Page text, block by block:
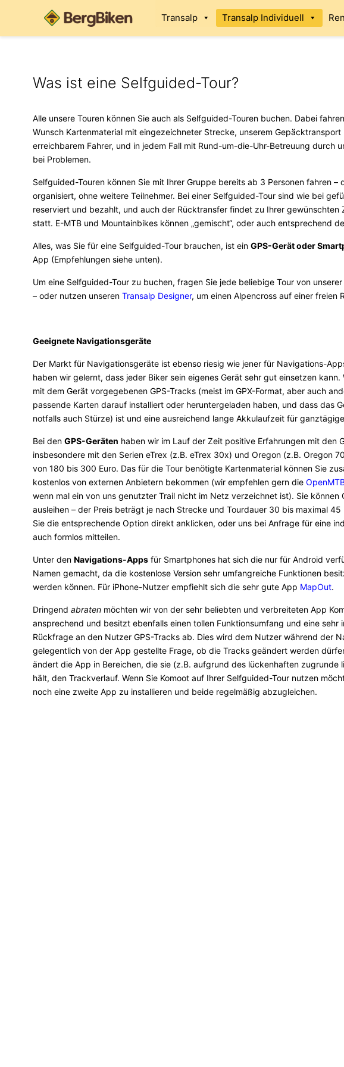
Transalp Transalp Individuell
Was ist eine Selfguided-Tour?
Alle unsere Touren können Sie auch als Selfguided-Touren buchen. Dabei
Wunsch Kartenmaterial mit eingezeichneter Strecke, unserem
erreichbarem Fahrer, und in jedem Fall mit Rund-um-die-Uhr-Betreuung durch
bei Problemen.
Selfguided-Touren können Sie mit Ihrer Gruppe bereits ab 3 Personen fahren –
organisiert, ohne weitere Teilnehmer. Bei einer Selfguided-Tour sind wie bei
reserviert und bezahlt, und auch der Rücktransfer findet zu Ihrer gewünschten
statt. E-MTB und Mountainbikes können „gemischt“, oder auch entsprechend
Alles, was Sie für eine Selfguided-Tour brauchen, ist ein GPS-Gerät oder
App (Empfehlungen siehe unten).
Um eine Selfguided-Tour zu buchen, fragen Sie jede beliebige Tour von
– oder nutzen unseren Transalp Designer, um einen Alpencross auf einer freien
Geeignete Navigationsgeräte
Der Markt für Navigationsgeräte ist ebenso riesig wie jener für Navigations-
haben wir gelernt, dass jeder Biker sein eigenes Gerät sehr gut einsetzen
mit dem Gerät vorgegebenen GPS-Tracks (meist im GPX-Format, aber auch
passende Karten darauf installiert oder heruntergeladen haben, und dass das
notfalls auch Stürze) ist und eine ausreichend lange Akkulaufzeit für
Bei den GPS-Geräten haben wir im Lauf der Zeit positive Erfahrungen mit den
insbesondere mit den Serien eTrex (z.B. eTrex 30x) und Oregon (z.B. Oregon
von 180 bis 300 Euro. Das für die Tour benötigte Kartenmaterial können Sie
kostenlos von externen Anbietern bekommen (wir empfehlen gern die
wenn mal ein von uns genutzter Trail nicht im Netz verzeichnet ist). Sie können
ausleihen – der Preis beträgt je nach Strecke und Tourdauer 30 bis maximal
Sie die entsprechende Option direkt anklicken, oder uns bei Anfrage für eine
auch formlos mitteilen.
Unter den Navigations-Appsfür Smartphones hat sich die nur für Android
Namen gemacht, da die kostenlose Version sehr umfangreiche Funktionen
werden können. Für iPhone-Nutzer empfiehlt sich die sehr gute App MapOut.
Dringend abratenmöchten wir von der sehr beliebten und verbreiteten App
ansprechend und besitzt ebenfalls einen tollen Funktionsumfang und eine sehr
Rückfrage an den Nutzer GPS-Tracks ab. Dies wird dem Nutzer während der
gelegentlich von der App gestellte Frage, ob die Tracks geändert werden
ändert die App in Bereichen, die sie (z.B. aufgrund des lückenhaften
hält, den Trackverlauf. Wenn Sie Komoot auf Ihrer Selfguided-Tour nutzen
noch eine zweite App zu installieren und beide regelmäßig abzugleichen.